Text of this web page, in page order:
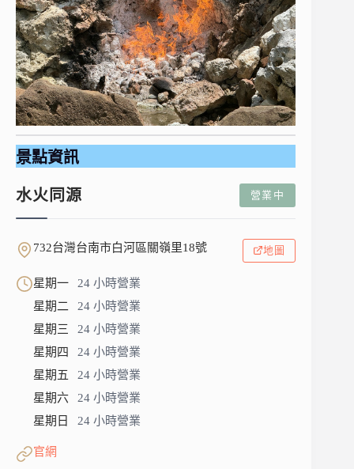
景點資訊
水火同源 營業中
732台灣台南市白河區關嶺里18號 地圖
星期一
24 小時營業
星期二
24 小時營業
星期三
24 小時營業
星期四
24 小時營業
星期五
24 小時營業
星期六
24 小時營業
星期日
24 小時營業
官網